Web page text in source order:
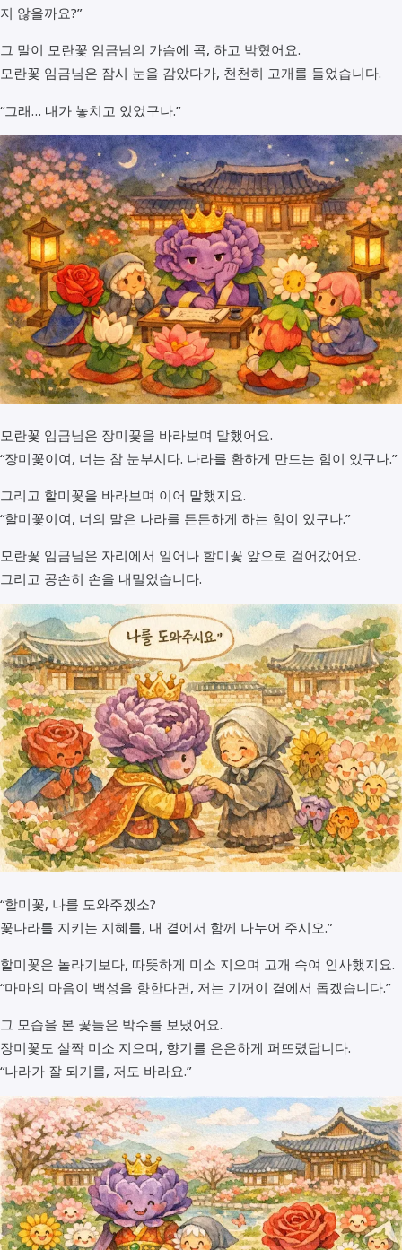
지 않을까요?”
그 말이 모란꽃 임금님의 가슴에 콕, 하고 박혔어요.
모란꽃 임금님은 잠시 눈을 감았다가, 천천히 고개를 들었습니다.
“그래… 내가 놓치고 있었구나.”
모란꽃 임금님은 장미꽃을 바라보며 말했어요.
“장미꽃이여, 너는 참 눈부시다. 나라를 환하게 만드는 힘이 있구나.”
그리고 할미꽃을 바라보며 이어 말했지요.
“할미꽃이여, 너의 말은 나라를 든든하게 하는 힘이 있구나.”
모란꽃 임금님은 자리에서 일어나 할미꽃 앞으로 걸어갔어요.
그리고 공손히 손을 내밀었습니다.
“할미꽃, 나를 도와주겠소?
꽃나라를 지키는 지혜를, 내 곁에서 함께 나누어 주시오.”
할미꽃은 놀라기보다, 따뜻하게 미소 지으며 고개 숙여 인사했지요.
“마마의 마음이 백성을 향한다면, 저는 기꺼이 곁에서 돕겠습니다.”
그 모습을 본 꽃들은 박수를 보냈어요.
장미꽃도 살짝 미소 지으며, 향기를 은은하게 퍼뜨렸답니다.
“나라가 잘 되기를, 저도 바라요.”